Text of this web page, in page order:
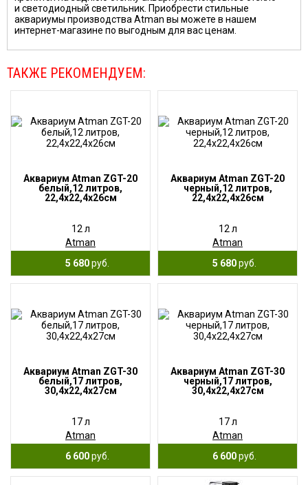
и светодиодный светильник. Приобрести стильные
аквариумы производства Atman вы можете в нашем
интернет-магазине по выгодным для вас ценам.
ТАКЖЕ РЕКОМЕНДУЕМ:
Аквариум Atman ZGT-20
белый,12 литров,
22,4х22,4х26см
12 л
Atman
5 680руб.
Аквариум Atman ZGT-20
черный,12 литров,
22,4х22,4х26см
12 л
Atman
5 680руб.
Аквариум Atman ZGT-30
белый,17 литров,
30,4х22,4х27см
17 л
Atman
6 600руб.
Аквариум Atman ZGT-30
черный,17 литров,
30,4х22,4х27см
17 л
Atman
6 600руб.